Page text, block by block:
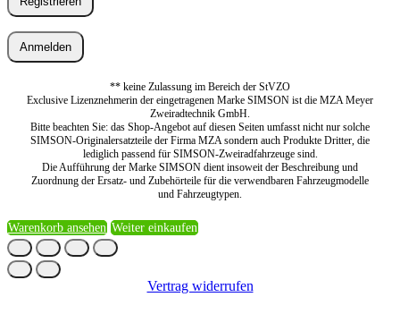
Anmelden
** keine Zulassung im Bereich der StVZO
Exclusive Lizenznehmerin der eingetragenen Marke SIMSON ist die MZA Meyer
Zweiradtechnik GmbH.
Bitte beachten Sie: das Shop-Angebot auf diesen Seiten umfasst nicht nur solche
SIMSON-Originalersatzteile der Firma MZA sondern auch Produkte Dritter, die
lediglich passend für SIMSON-Zweiradfahrzeuge sind.
Die Aufführung der Marke SIMSON dient insoweit der Beschreibung und
Zuordnung der Ersatz- und Zubehörteile für die verwendbaren Fahrzeugmodelle
und Fahrzeugtypen.
Warenkorb ansehen Weiter einkaufen
Vertrag widerrufen